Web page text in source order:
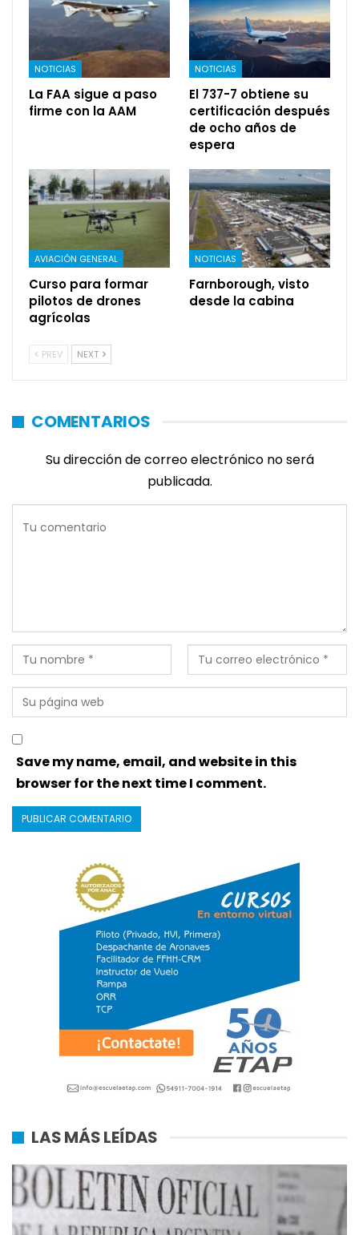
NOTICIAS
La FAA sigue a paso
firme con la AAM
NOTICIAS
El 737-7 obtiene su
certificación después
de ocho años de
espera
AVIACIÓN GENERAL
Curso para formar
pilotos de drones
agrícolas
NOTICIAS
Farnborough, visto
desde la cabina
PREV NEXT
COMENTARIOS
Su dirección de correo electrónico no será
publicada.
Save my name, email, and website in this
browser for the next time I comment.
LAS MÁS LEÍDAS